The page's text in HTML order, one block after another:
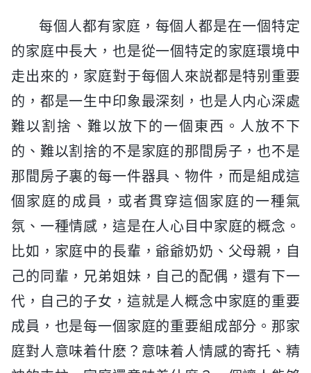
每個人都有家庭，每個人都是在一個特定
的家庭中長大，也是從一個特定的家庭環境中
走出來的，家庭對于每個人來説都是特别重要
的，都是一生中印象最深刻，也是人内心深處
難以割捨、難以放下的一個東西。人放不下
的、難以割捨的不是家庭的那間房子，也不是
那間房子裏的每一件器具、物件，而是組成這
個家庭的成員，或者貫穿這個家庭的一種氣
氛、一種情感，這是在人心目中家庭的概念。
比如，家庭中的長輩，爺爺奶奶、父母親，自
己的同輩，兄弟姐妹，自己的配偶，還有下一
代，自己的子女，這就是人概念中家庭的重要
成員，也是每一個家庭的重要組成部分。那家
庭對人意味着什麽？意味着人情感的寄托、精